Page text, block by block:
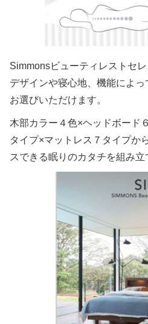
Simmonsビューティレストセ
デザインや寝心地、機能によ
お選びいただけます。
木部カラー４色×ヘッドボード
タイプ×マットレス７タイプか
スできる眠りのカタチを組み立